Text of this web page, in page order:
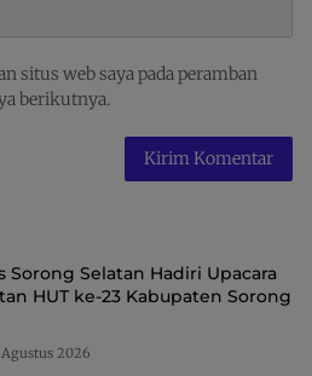
situs web saya pada peramban
berikutnya.
Sorong Selatan Hadiri Upacara
HUT ke-23 Kabupaten Sorong
2026